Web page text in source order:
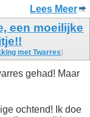
Lees Meer
een moeilijke
met Twarres)
gehad! Maar
ochtend! Ik doe